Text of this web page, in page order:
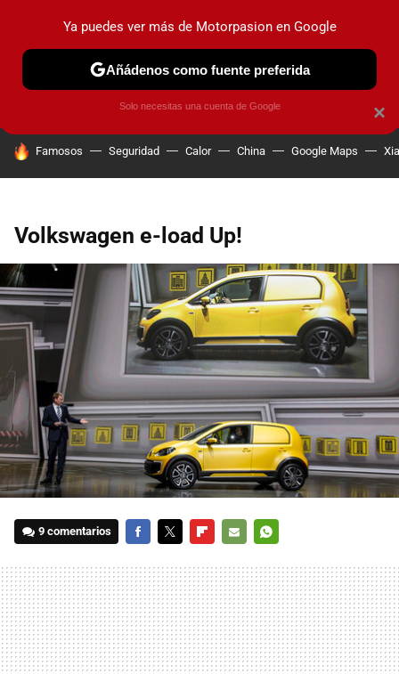
PRUEBAS COCHES ELÉCTRICOS OBSERVATORIO
HOY SE HABLA DE
Famosos Seguridad Calor China Google Maps
Volkswagen e-load Up!
9 comentarios
MAIL
×
Ya puedes ver más de Motorpasion en Google
Añádenos como fuente preferida
Solo necesitas una cuenta de Google